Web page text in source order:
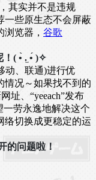
其实并不是违规
一些原生态不会屏蔽
览器， 谷歌
( •̀ .̫ •́ )✧
、联通)进行优
情况～如果找不到的
址、“yeeach”发布
一劳永逸地解决这个
络切换成更稳定的运
的问题啦！